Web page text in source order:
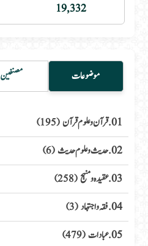
19,332
موضوعات مصنفین
01. قرآن وعلوم قرآن (195)
02. حدیث وعلوم حدیث (6)
03. عقیدہ ومنہج (258)
04. فقہ واجتہاد (3)
05. عبادات (479)